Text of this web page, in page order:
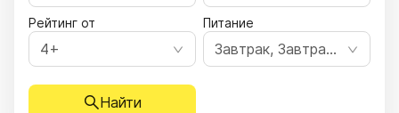
Рейтинг от
4+
Питание
Завтрак, Завтрак, ужин, Полный пансион, Все включено, Ультра все включено
Найти